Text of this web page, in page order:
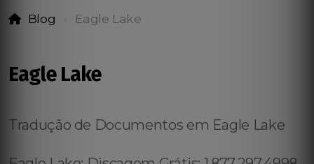
Blog Eagle Lake
Eagle Lake
Tradução de Documentos em Eagle Lake